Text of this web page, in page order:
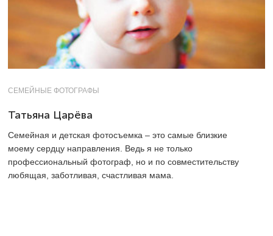
СЕМЕЙНЫЕ ФОТОГРАФЫ
Татьяна Царёва
Семейная и детская фотосъемка – это самые близкие
моему сердцу направления. Ведь я не только
профессиональный фотограф, но и по совместительству
любящая, заботливая, счастливая мама.